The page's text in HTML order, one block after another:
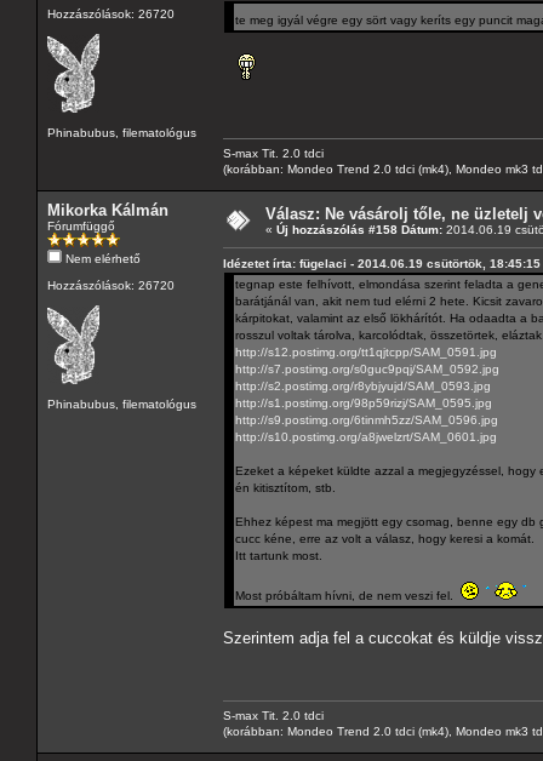
Hozzászólások: 26720
Phinabubus, filematológus
te meg igyál végre egy sört vagy keríts egy puncit
S-max Tit. 2.0 tdci
(korábban: Mondeo Trend 2.0 tdci (mk4), Mondeo mk3
Mikorka Kálmán
Fórumfüggő
Nem elérhető
Hozzászólások: 26720
Phinabubus, filematológus
Válasz: Ne vásárolj tőle, ne üzletelj
« Új hozzászólás #158 Dátum: 2014.06.19
Idézetet írta: fügelaci - 2014.06.19 csütörtök, 18:45:15
tegnap este felhívott, elmondása szerint feladta a
barátjánál van, akit nem tud elérni 2 hete. Kicsit
kárpitokat, valamint az első lökhárítót. Ha odaadta a
rosszul voltak tárolva, karcolódtak, összetörtek,
http://s12.postimg.org/tt1qjtcpp/SAM_0591.jpg
http://s7.postimg.org/s0guc9pqj/SAM_0592.jpg
http://s2.postimg.org/r8ybjyujd/SAM_0593.jpg
http://s1.postimg.org/98p59rizj/SAM_0595.jpg
http://s9.postimg.org/6tinmh5zz/SAM_0596.jpg
http://s10.postimg.org/a8jwelzrt/SAM_0601.jpg
Ezeket a képeket küldte azzal a megjegyzéssel,
én kitisztítom, stb.
Ehhez képest ma megjött egy csomag, benne egy
cucc kéne, erre az volt a válasz, hogy keresi a komát.
Itt tartunk most.
Most próbáltam hívni, de nem veszi fel.
Szerintem adja fel a cuccokat és küldje
S-max Tit. 2.0 tdci
(korábban: Mondeo Trend 2.0 tdci (mk4), Mondeo mk3